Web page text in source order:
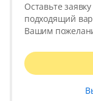
Оставьте
подходящий
Вашим